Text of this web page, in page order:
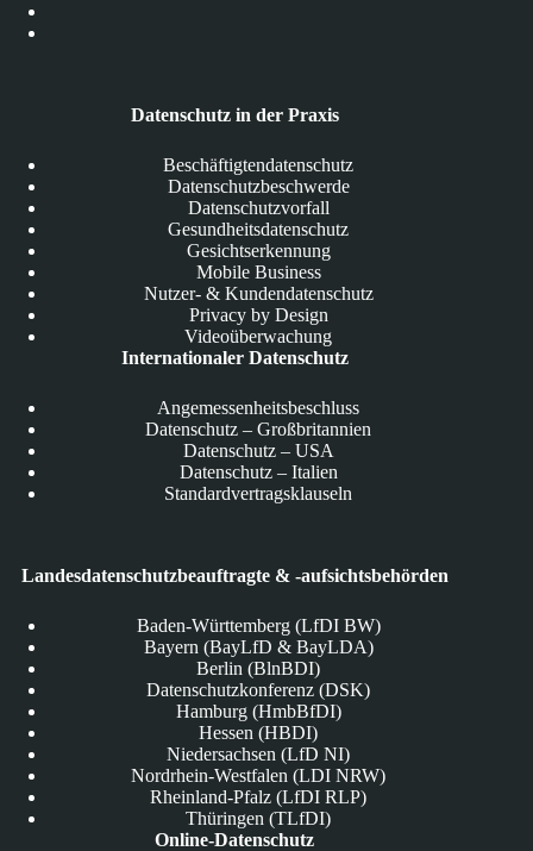
Datenschutz in der Praxis
Beschäftigtendatenschutz
Datenschutzbeschwerde
Datenschutzvorfall
Gesundheitsdatenschutz
Gesichtserkennung
Mobile Business
Nutzer- & Kundendatenschutz
Privacy by Design
Videoüberwachung
Internationaler Datenschutz
Angemessenheitsbeschluss
Datenschutz – Großbritannien
Datenschutz – USA
Datenschutz – Italien
Standardvertragsklauseln
Landesdatenschutzbeauftragte & -aufsichtsbehörden
Baden-Württemberg (LfDI BW)
Bayern (BayLfD & BayLDA)
Berlin (BlnBDI)
Datenschutzkonferenz (DSK)
Hamburg (HmbBfDI)
Hessen (HBDI)
Niedersachsen (LfD NI)
Nordrhein-Westfalen (LDI NRW)
Rheinland-Pfalz (LfDI RLP)
Thüringen (TLfDI)
Online-Datenschutz